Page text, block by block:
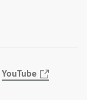
YouTube